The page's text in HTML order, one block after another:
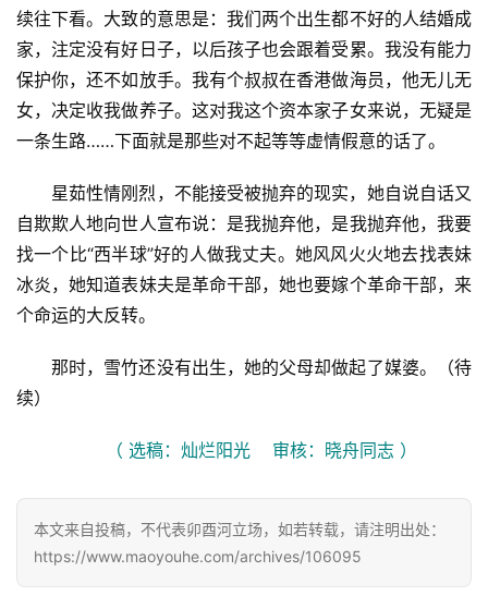
页
生
活
续往下看。大致的意思是：我们两个出生都不好的人结婚成
家，注定没有好日子，以后孩子也会跟着受累。我没有能力
保护你，还不如放手。我有个叔叔在香港做海员，他无儿无
女，决定收我做养子。这对我这个资本家子女来说，无疑是
一条生路……下面就是那些对不起等等虚情假意的话了。
星茹性情刚烈，不能接受被抛弃的现实，她自说自话又
自欺欺人地向世人宣布说：是我抛弃他，是我抛弃他，我要
找一个比“西半球”好的人做我丈夫。她风风火火地去找表妹
冰炎，她知道表妹夫是革命干部，她也要嫁个革命干部，来
个命运的大反转。
那时，雪竹还没有出生，她的父母却做起了媒婆。（待
续）
（ 选稿：灿烂阳光    审核：晓舟同志 ）
本文来自投稿，不代表卯酉河立场，如若转载，请注明出处：
https://www.maoyouhe.com/archives/106095